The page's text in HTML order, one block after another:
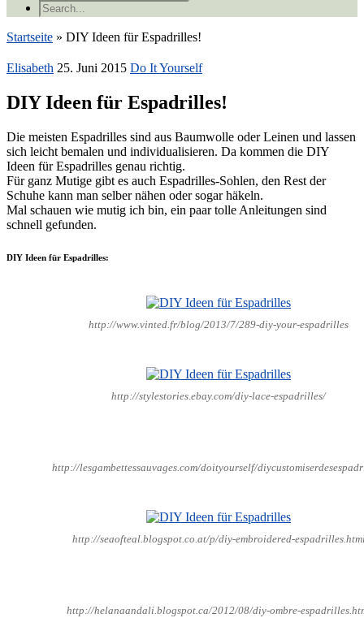
Startseite » DIY Ideen für Espadrilles!
Elisabeth 25. Juni 2015 Do It Yourself
DIY Ideen für Espadrilles!
Die meisten Espadrilles sind aus Baumwolle oder Leinen und lassen
sich leicht bemalen und individualisieren. Da kommen die DIY
Ideen für Espadrilles genau richtig.
Für ganz Mutige gibt es auch Espadrilles-Sohlen, den Rest der
Schuhe kann man selber nähen oder sogar häkeln.
Mal schauen wie mutig ich bin, ein paar tolle Anleitungen sind
schnell gefunden.
DIY Ideen für Espadrilles:
http://www.vinted.fr/blog/2013/7/289-diy-your-espadrilles
http://stylestories.ebay.com/diy-lace-espadrilles/
http://lesgambettessauvages.com/doityourself/
http://seaofteal.blogspot.co.at/p/diy-embroidered-
http://helanaandali.blogspot.ca/2012/08/diy-ombre-